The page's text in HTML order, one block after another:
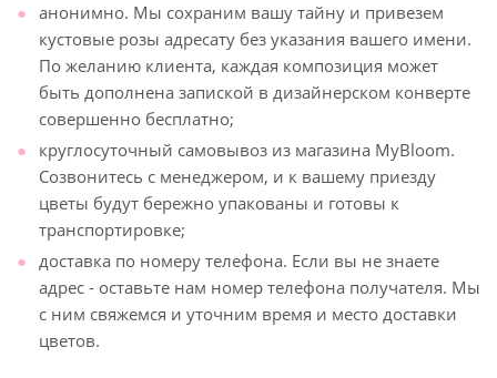
анонимно. Мы сохраним вашу тайну и привезем
кустовые розы адресату без указания вашего имени.
По желанию клиента, каждая композиция может
быть дополнена запиской в дизайнерском конверте
совершенно бесплатно;
круглосуточный самовывоз из магазина MyBloom.
Созвонитесь с менеджером, и к вашему приезду
цветы будут бережно упакованы и готовы к
транспортировке;
доставка по номеру телефона. Если вы не знаете
адрес - оставьте нам номер телефона получателя. Мы
с ним свяжемся и уточним время и место доставки
цветов.